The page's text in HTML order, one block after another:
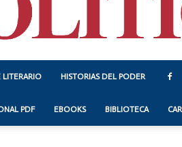
LITERARIO HISTORIAS DEL PODER
PDF EBOOKS BIBLIOTECA